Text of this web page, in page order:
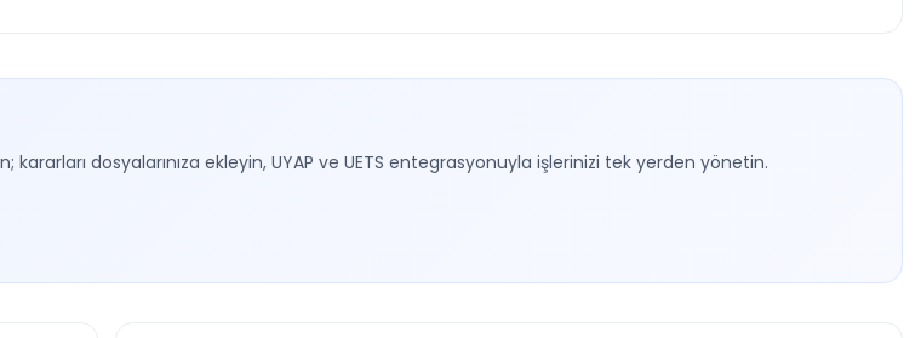
dosyalarınıza ekleyin, UYAP ve UETS entegrasyonuyla işlerinizi tek yerden yönetin.